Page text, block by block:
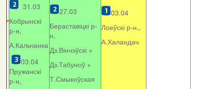
31.03
Кобрынскі
р-н,
А.Кальчанка
03.04
Пружанскі
р-н,
27.03
Бераставіцкі р-
н,
Дз.Вінчэўскі +
Дз.Табуноў +
Т.Смыкоўская
03.04
Лоеўскі р-н.,
А.Халандач